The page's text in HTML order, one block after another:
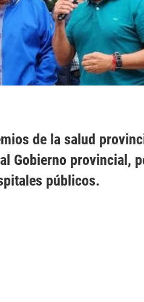
de la salud
Gobierno provincial,
públicos.